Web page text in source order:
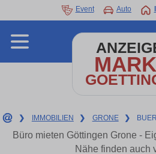
Event Auto
❯ IMMOBILIEN ❯ GRONE ❯
Büro mieten Göttingen Grone -
Nähe finden auch